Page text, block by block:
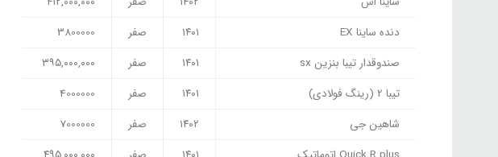
دنده ساینا EX
۱۴۰۱ صفر
3800000
صندوقدار تیبا بنزین sx
۱۴۰۱ صفر
۳۹۵,۰۰۰,۰۰۰
تیبا 2 (رینگ فولادی)
۱۴۰۱ صفر
4000000
شاهین جی
۱۴۰۲ صفر
7000000